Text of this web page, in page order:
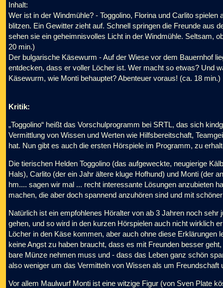
Inhalt:
Wer ist in der Windmühle? - Toggolino, Florina und Carlito
blitzen. Ein Gewitter zieht auf. Schnell springen die Freunde aus
sehen sie ein geheimnisvolles Licht in der Windmühle. Seltsam,
20 min.)
Der bulgarische Käsewurm - Auf der Wiese vor dem Bauernhof
entdecken, dass er voller Löcher ist. Wer macht so etwas? Und
Käsewurm, wie Monti behauptet? Abenteuer voraus! (ca. 18 min.)
Kritik:
„Toggolino“ heißt das Vorschulprogramm bei SRTL, das sich
Vermittlung von Wissen und Werten wie Hilfsbereitschaft,
hat. Nun gibt es auch die ersten Hörspiele im Programm, zu
Die tierischen Helden Toggolino (das aufgeweckte, neugierige
Hals), Carlito (der ein Jahr ältere kluge Hofhund) und Monti (der
hm.... sagen wir mal ... recht interessante Lösungen anzubieten
machen, die aber doch spannend anzuhören sind und mit
Natürlich ist ein empfohlenes Höralter von ab 3 Jahren noch
gehen, und so wird in den kurzen Hörspielen auch nicht wirklich
Löcher in den Käse kommen, aber auch ohne diese Erklärungen
keine Angst zu haben braucht, dass es mit Freunden besser
bare Münze nehmen muss und - dass das Leben ganz schön
also weniger um das Vermitteln von Wissen als um
Vor allem Maulwurf Monti ist eine witzige Figur (von Sven Plate